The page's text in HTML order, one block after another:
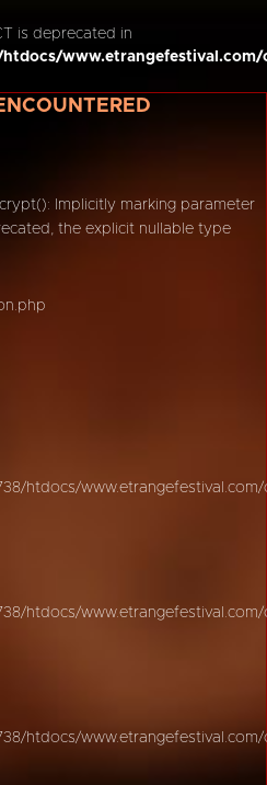
is deprecated in
Implicitly marking parameter
the explicit nullable type
htdocs/
htdocs/
htdocs/